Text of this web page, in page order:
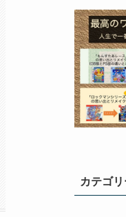
カテゴ